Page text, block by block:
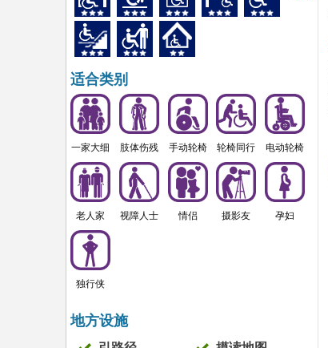
适合类别
一家大细 肢体伤残 手动轮椅 轮椅同行 电动轮椅
老人家 视障人士 情侣 摄影友 孕妇
独行侠
地方设施